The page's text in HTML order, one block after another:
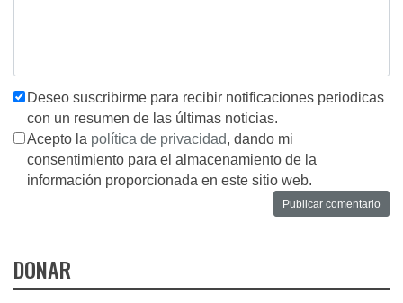
Deseo suscribirme para recibir notificaciones periodicas
con un resumen de las últimas noticias.
Acepto la política de privacidad, dando mi
consentimiento para el almacenamiento de la
información proporcionada en este sitio web.
DONAR